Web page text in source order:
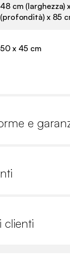
48 cm (larghezza)
(profondità) x 85
50 x 45 cm
e
clienti